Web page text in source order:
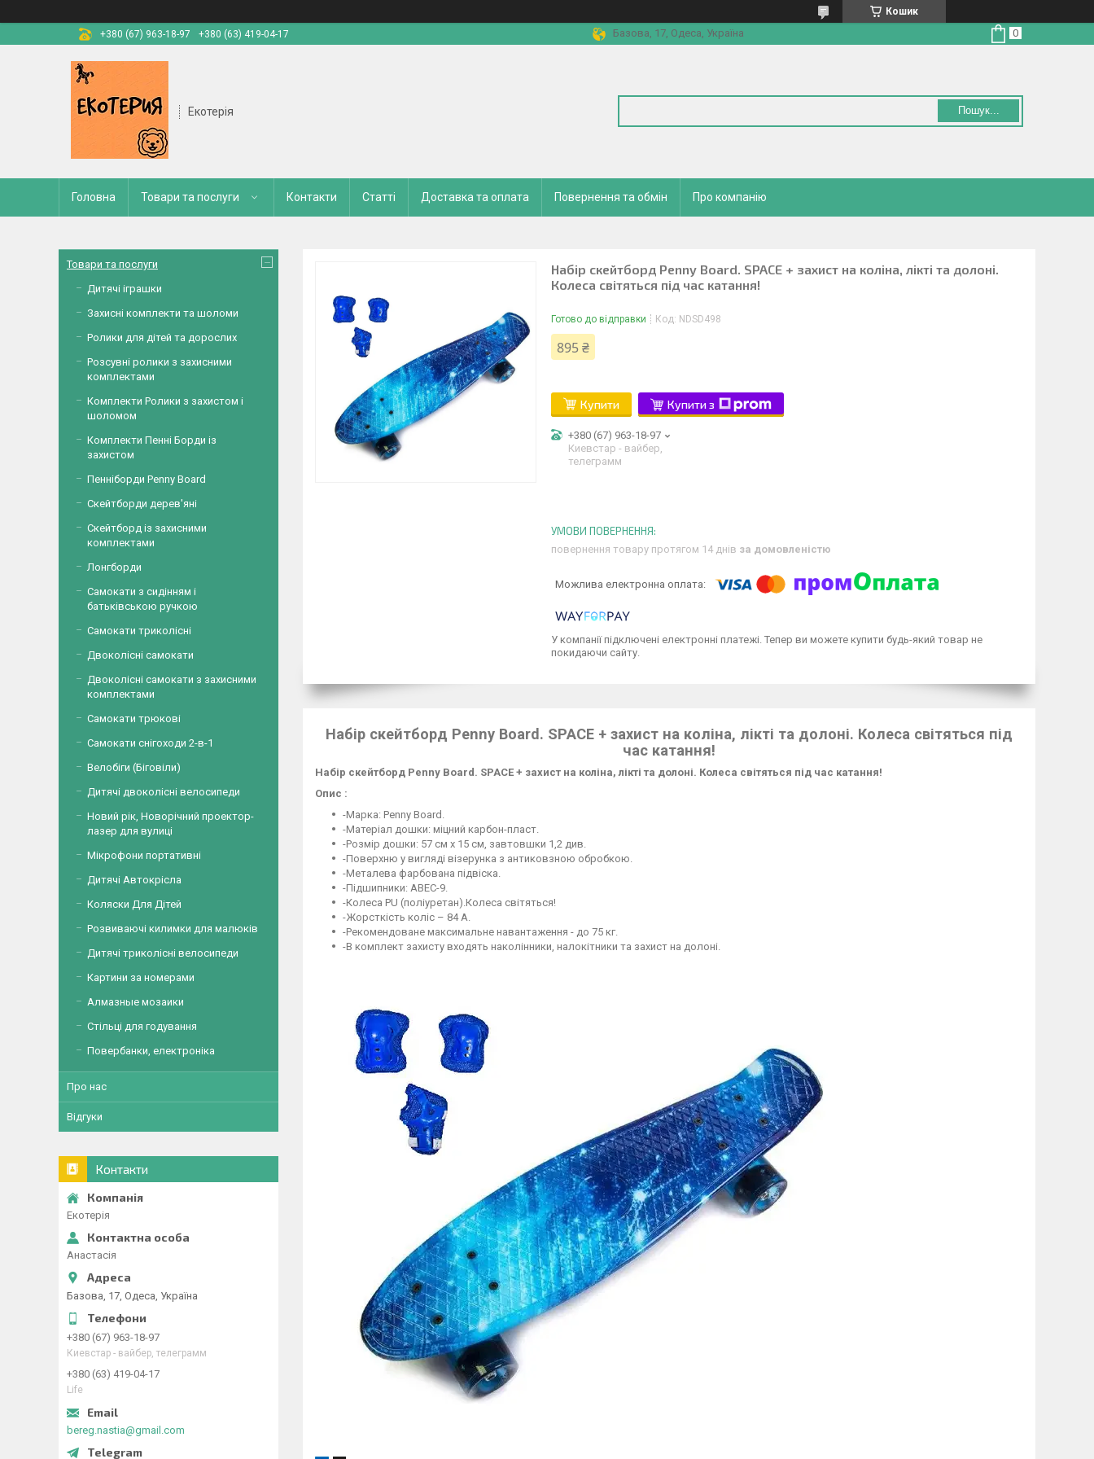
Кошик
+380 (67) 963-18-97
+380 (63) 419-04-17 Базова, 17, Одеса, Україна
Екотерія Пошук...
Головна Товари та послуги Контакти Статті Доставка та оплата Повернення та обмін Про компанію
Набір скейтборд Penny Board. SPACE + захист на коліна, лікті та долоні.
Колеса світяться під час катання!
Готово до відправки Код: NDSD498
895 ₴
Купити Купити з
+380 (67) 963-18-97
Киевстар - вайбер,
телеграмм
повернення товару протягом 14 днів за домовленістю
У компанії підключені електронні платежі. Тепер ви можете купити будь-який товар не
покидаючи сайту.
Набір скейтборд Penny Board. SPACE + захист на коліна, лікті та долоні. Колеса світяться під
час катання!
Набір скейтборд Penny Board. SPACE + захист на коліна, лікті та долоні. Колеса світяться під час катання!
Опис :
-Марка: Penny Board.
-Матеріал дошки: міцний карбон-пласт.
-Розмір дошки: 57 см х 15 см, завтовшки 1,2 див.
-Поверхню у вигляді візерунка з антиковзною обробкою.
-Металева фарбована підвіска.
-Підшипники: ABEC-9.
-Колеса PU (поліуретан).Колеса світяться!
-Жорсткість коліс – 84 А.
-Рекомендоване максимальне навантаження - до 75 кг.
-В комплект захисту входять наколінники, налокітники та захист на долоні.
Товари та послуги
Дитячі іграшки
Захисні комплекти та шоломи
Ролики для дітей та дорослих
Розсувні ролики з захисними
комплектами
Комплекти Ролики з захистом і
шоломом
Комплекти Пенні Борди із
захистом
Пенніборди Penny Board
Скейтборди дерев'яні
Скейтборд із захисними
комплектами
Лонгборди
Самокати з сидінням і
батьківською ручкою
Самокати триколісні
Двоколісні самокати
Двоколісні самокати з захисними
комплектами
Самокати трюкові
Самокати снігоходи 2-в-1
Велобіги (Біговіли)
Дитячі двоколісні велосипеди
Новий рік, Новорічний проектор-
лазер для вулиці
Мікрофони портативні
Дитячі Автокрісла
Коляски Для Дітей
Розвиваючі килимки для малюків
Дитячі триколісні велосипеди
Картини за номерами
Алмазные мозаики
Стільці для годування
Повербанки, електроніка
Про нас
Відгуки
Контакти
Екотерія
Анастасія
Базова, 17, Одеса, Україна
+380 (67) 963-18-97
Киевстар - вайбер, телеграмм
+380 (63) 419-04-17
Life
bereg.nastia@gmail.com